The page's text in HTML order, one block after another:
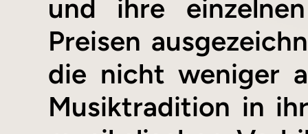
und ihre
Preisen
die nicht weniger
Musiktradition in